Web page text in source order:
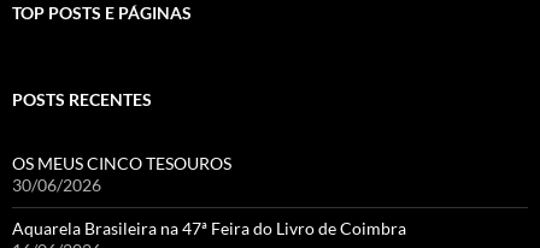
TOP POSTS E PÁGINAS
POSTS RECENTES
OS MEUS CINCO TESOUROS
30/06/2026
Aquarela Brasileira na 47ª Feira do Livro de Coimbra